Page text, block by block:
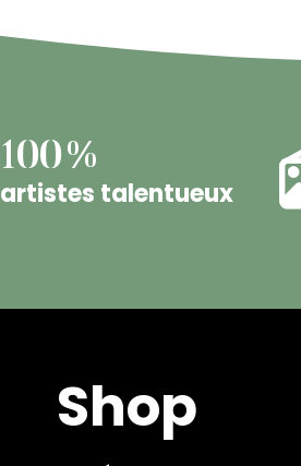
100%
artistes talentueux
Shop